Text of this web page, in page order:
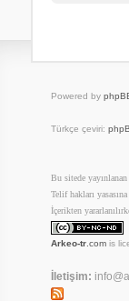
Powered by
Türkçe çeviri:
Bu sitede
Telif hakları
İçerikten
Arkeo-tr.comis
İletişim: